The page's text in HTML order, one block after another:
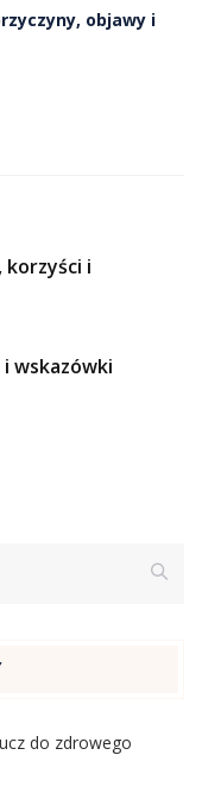
objawy i
i
wskazówki
do zdrowego